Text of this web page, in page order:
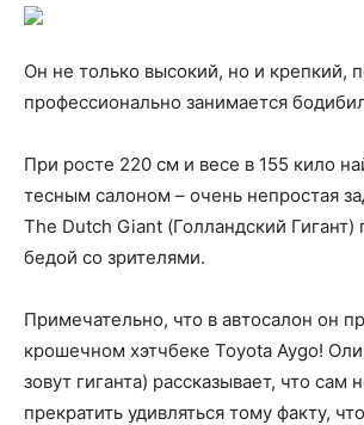
Он не только высокий, но и крепкий,
профессионально занимается
При росте 220 см и весе в 155 кило
тесным салоном – очень непростая
The Dutch Giant (Голландский Гигант)
бедой со зрителями.
Примечательно, что в автосалон он
крошечном хэтчбеке Toyota Aygo!
зовут гиганта) рассказывает, что сам
прекратить удивляться тому факту,